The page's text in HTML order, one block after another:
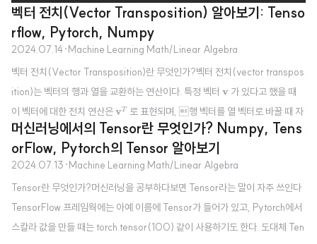
벡터 전치(Vector Transposition) 알아보기: Tenso
rflow, Pytorch, Numpy
2024.07.14·Machine Learning Math/Linear Algebra
벡터 전치(Vector Transposition)란 무엇인가?벡터 전치(vector transpos
ition)는 벡터의 행과 열을 교환하는 연산이다. 특정 벡터 v
v 가 있다고 했을 때
이 벡터에 대한 전치 연산은vT
T 로 표현되며, 행 벡터를 열 벡터로 바꿀 때 자
주 사용된다. 행 벡터 (Row Vector):v = [v 1 v 2 v 3 ⋯ v n
v=[v1 v2 v3 ⋯ n 열 벡터
⎡
⎢
⎢
⎢
⎢
⎢
⎢
⎢
⎣
2
⋮
vn
⎤
⎥
⎥
⎥
⎥
⎥
⎥
⎥
⎦
= [v1 v2v
머신러닝에서의 Tensor란 무엇인가? Numpy, Tens
orFlow, Pytorch의 Tensor 알아보기
2024.07.13 ·Machine Learning Math/Linear Algebra
Tensor란 무엇인가?머신러닝을 공부하다보면 Tensor라는 말이 자주 쓰인다
TensorFlow 프레임웍에는 아예 이름에 Tensor가 들어가 있고, Pytorch에서
스칼라 값을 만들 때는 torch.tensor(100) 같이 사용하기도 한다. 도대체 Ten